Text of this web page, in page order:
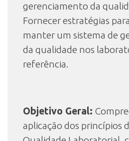
gerenciamento da
Fornecer estratégias
manter um sistema de
da qualidade nos
referência.
Objetivo Geral:
aplicação dos princípios